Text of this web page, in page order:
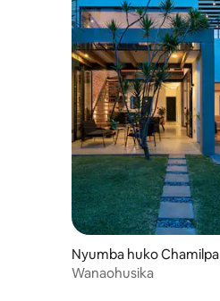
Nyumba huko Chamilpa
Wanaohusika